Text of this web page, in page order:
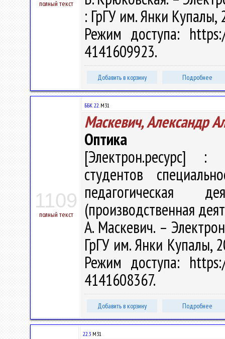
полный текст
: ГрГУ им. Янки Купалы,
Режим доступа:
4141609923.
Добавить в корзину Подробнее
1109
полный текст
ББК 22.М31
Маскевич, Александр
Оптика
[Электрон.ресурс] :
студентов
педагогическая
(производственная
А. Маскевич. –
ГрГУ им. Янки Купалы,
Режим доступа:
4141608367.
Добавить в корзину Подробнее
22.3 М31